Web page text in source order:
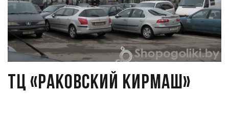
ТЦ «Раковский кирмаш»